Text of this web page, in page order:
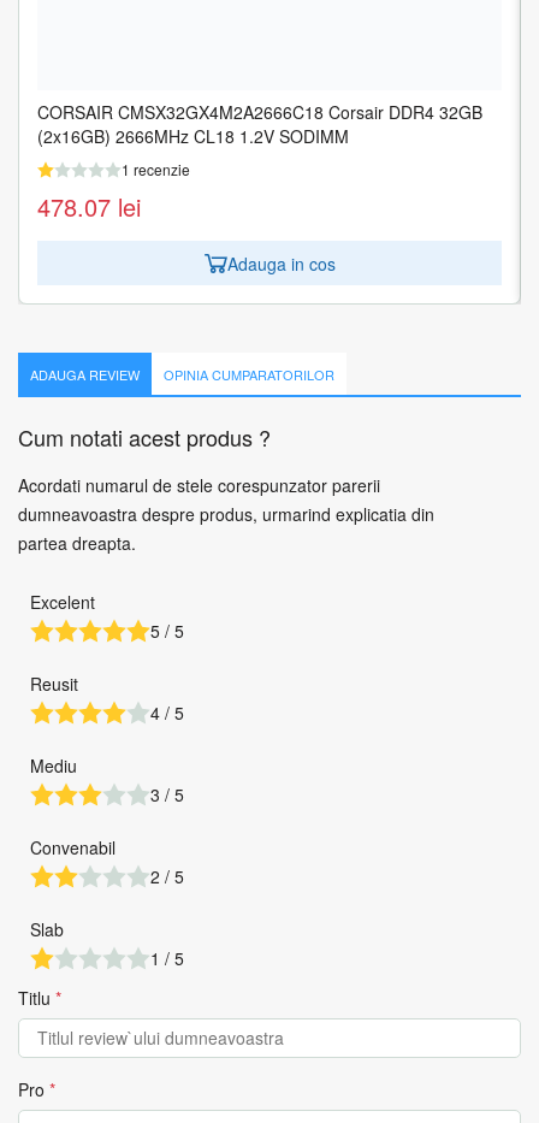
CORSAIR CMSX32GX4M2A2666C18 Corsair DDR4 32GB
(2x16GB) 2666MHz CL18 1.2V SODIMM
1 recenzie
478.07 lei
Adauga in cos
MEMORY DIMM 16GB PC25600 DDR4/KVR32N22S8/16
KINGSTON
1 recenzie
201.00 lei
Adauga in cos
ADAUGA REVIEW OPINIA CUMPARATORILOR
Cum notati acest produs ?
Acordati numarul de stele corespunzator parerii
dumneavoastra despre produs, urmarind explicatia din
partea dreapta.
Excelent
5 / 5
Reusit
4 / 5
Mediu
3 / 5
Convenabil
2 / 5
Slab
1 / 5
Titlu *
Pro *